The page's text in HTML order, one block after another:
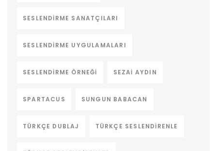
SESLENDIRME SANATÇILARI
SESLENDIRME UYGULAMALARI
SESLENDIRME ÖRNEĞI SEZAI AYDIN
SPARTACUS SUNGUN BABACAN
TÜRKÇE DUBLAJ TÜRKÇE SESLENDIRENLE